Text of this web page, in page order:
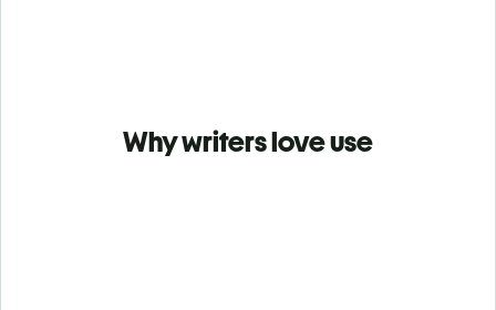
Why writers love use